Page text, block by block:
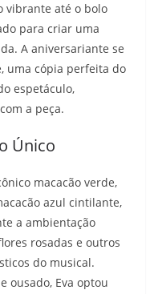
vibrante até o bolo
para criar uma
A aniversariante se
uma cópia perfeita do
espetáculo,
a peça.
Único
macacão verde,
azul cintilante,
a ambientação
rosadas e outros
do musical.
ousado, Eva optou